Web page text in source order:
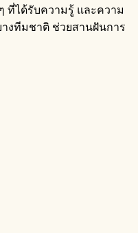
ที่ได้รับความรู้ และความ
งทีมชาติ ช่วยสานฝันการ